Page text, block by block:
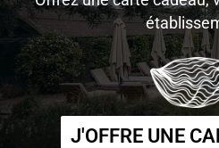
J'OFFRE UNE